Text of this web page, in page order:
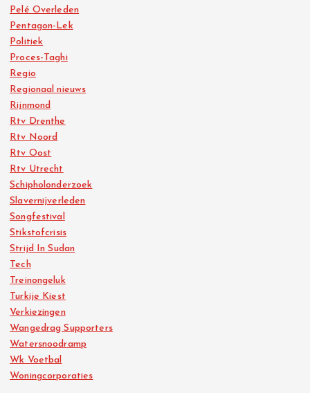
Pelé Overleden
Pentagon-Lek
Politiek
Proces-Taghi
Regio
Regionaal nieuws
Rijnmond
Rtv Drenthe
Rtv Noord
Rtv Oost
Rtv Utrecht
Schipholonderzoek
Slavernijverleden
Songfestival
Stikstofcrisis
Strijd In Sudan
Tech
Treinongeluk
Turkije Kiest
Verkiezingen
Wangedrag Supporters
Watersnoodramp
Wk Voetbal
Woningcorporaties